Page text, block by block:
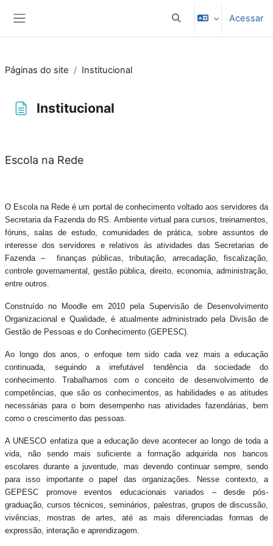
Alternar entrada de
Acessar
Páginas do site Institucional
Institucional
Escola na Rede
O Escola na Rede é um portal de conhecimento voltado aos servidores da
Secretaria da Fazenda do RS. Ambiente virtual para cursos, treinamentos,
fóruns, salas de estudo, comunidades de prática, sobre assuntos de
interesse dos servidores e relativos às atividades das Secretarias de
Fazenda–
finanças públicas, tributação, arrecadação, fiscalização,
controle governamental, gestão pública, direito, economia, administração,
entre outros.
Construído no Moodle em 2010 pela Supervisão de Desenvolvimento
Organizacional e Qualidade, é atualmente administrado pela Divisão de
Gestão de Pessoas e do Conhecimento (GEPESC).
Ao longo dos anos, o enfoque tem sido cada vez mais a educação
continuada, seguindo a irrefutável tendência da sociedade do
conhecimento. Trabalhamos com o conceito de desenvolvimento de
competências, que são os conhecimentos, as habilidades e as atitudes
necessárias para o bom desempenho nas atividades fazendárias, bem
como o crescimento das pessoas.
A UNESCO enfatiza que a educação deve acontecer ao longo de toda a
vida, não sendo mais suficiente a formação adquirida nos bancos
escolares durante a juventude, mas devendo continuar sempre, sendo
para isso importante o papel das organizações. Nesse contexto, a
GEPESC promove eventos educacionais variados –desde pós-
graduação, cursos técnicos, seminários, palestras, grupos de discussão,
vivências, mostras de artes, até as mais diferenciadas formas de
expressão, interação e aprendizagem.